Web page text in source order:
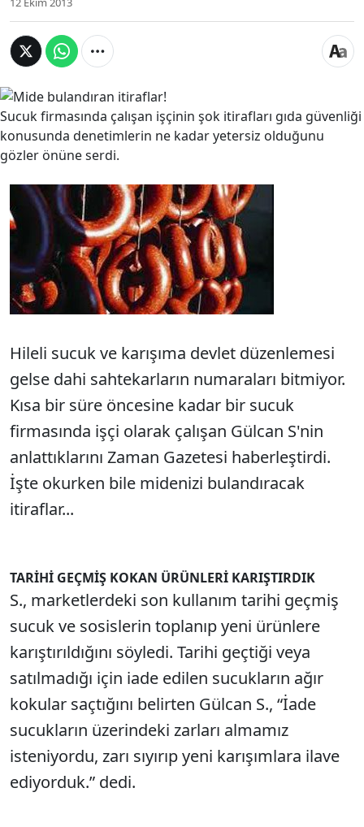
Sucuk firmasında çalışan işçinin şok itirafları gıda güvenliği
konusunda denetimlerin ne kadar yetersiz olduğunu
gözler önüne serdi.
Hileli sucuk ve karışıma devlet düzenlemesi
gelse dahi sahtekarların numaraları bitmiyor.
Kısa bir süre öncesine kadar bir sucuk
firmasında işçi olarak çalışan Gülcan S'nin
anlattıklarını Zaman Gazetesi haberleştirdi.
İşte okurken bile midenizi bulandıracak
itiraflar...
TARİHİ GEÇMİŞ KOKAN ÜRÜNLERİ KARIŞTIRDIK
S., marketlerdeki son kullanım tarihi geçmiş
sucuk ve sosislerin toplanıp yeni ürünlere
karıştırıldığını söyledi. Tarihi geçtiği veya
satılmadığı için iade edilen sucukların ağır
kokular saçtığını belirten Gülcan S., “İade
sucukların üzerindeki zarları almamız
isteniyordu, zarı sıyırıp yeni karışımlara ilave
ediyorduk.” dedi.